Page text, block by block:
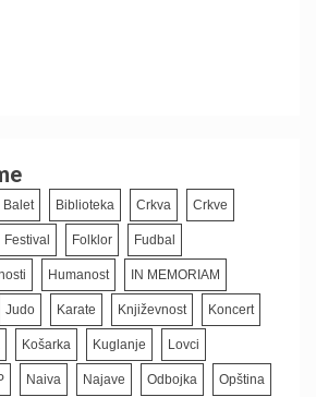
Balet Biblioteka Crkva Crkve
Festival Folklor Fudbal
Humanost IN MEMORIAM
Judo Karate Književnost Koncert
Košarka Kuglanje Lovci
Naiva Najave Odbojka Opština